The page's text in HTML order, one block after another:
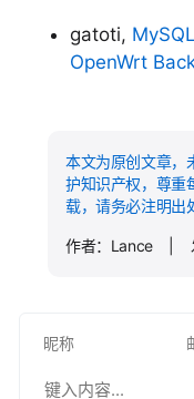
gatoti,
OpenWrt
本文为原创文章，
护知识产权，尊重
载，请务必注明出
作者：Lance |